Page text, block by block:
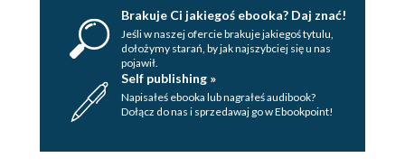
Brakuje Ci jakiegoś ebooka? Daj znać!
Jeśli w naszej ofercie brakuje jakiegoś tytulu,
dołożymy starań, by jak najszybciej się u nas
pojawił.
Self publishing »
Napisałeś ebooka lub nagrałeś audibook?
Dołącz do nas i sprzedawaj go w Ebookpoint!